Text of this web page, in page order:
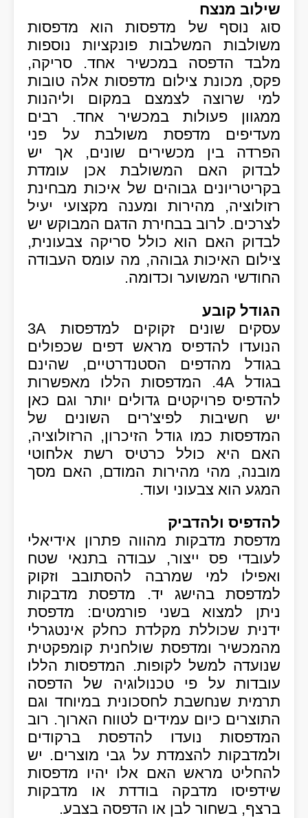
שילוב מנצח
סוג נוסף של מדפסות הוא מדפסות
משולבות המשלבות פונקציות נוספות
מלבד הדפסה במכשיר אחד. סריקה,
פקס, מכונת צילום מדפסות אלה טובות
למי שרוצה לצמצם במקום וליהנות
ממגוון פעולות במכשיר אחד. רבים
מעדיפים מדפסת משולבת על פני
הפרדה בין מכשירים שונים, אך יש
לבדוק האם המשולבת אכן עומדת
בקריטריונים גבוהים של איכות מבחינת
רזולוציה, מהירות ומענה מקצועי יעיל
לצרכים. לרוב בבחירת הדגם המבוקש יש
לבדוק האם הוא כולל סריקה צבעונית,
צילום האיכות גבוהה, מה עומס העבודה
החודשי המשוער וכדומה.
הגודל קובע
עסקים שונים זקוקים למדפסות 3A
הנועדו להדפיס מראש דפים שכפולים
בגודל מהדפים הסטנדרטיים, שהינם
בגודל 4A. המדפסות הללו מאפשרות
להדפיס פרויקטים גדולים יותר וגם כאן
יש חשיבות לפיצ'רים השונים של
המדפסות כמו גודל הזיכרון, הרזולוציה,
האם היא כולל כרטיס רשת אלחוטי
מובנה, מהי מהירות המודם, האם מסך
המגע הוא צבעוני ועוד.
להדפיס ולהדביק
מדפסת מדבקות מהווה פתרון אידיאלי
לעובדי פס ייצור, עבודה בתנאי שטח
ואפילו למי שמרבה להסתובב וזקוק
למדפסת בהישג יד. מדפסת מדבקות
ניתן למצוא בשני פורמטים: מדפסת
ידנית שכוללת מקלדת כחלק אינטגרלי
מהמכשיר ומדפסת שולחנית קומפקטית
שנועדה למשל לקופות. המדפסות הללו
עובדות על פי טכנולוגיה של הדפסה
תרמית שנחשבת לחסכונית במיוחד וגם
התוצרים כיום עמידים לטווח הארוך. רוב
המדפסות נועדו להדפסת ברקודים
ולמדבקות להצמדת על גבי מוצרים. יש
להחליט מראש האם אלו יהיו מדפסות
שידפיסו מדבקה בודדת או מדבקות
ברצף, בשחור לבן או הדפסה בצבע.